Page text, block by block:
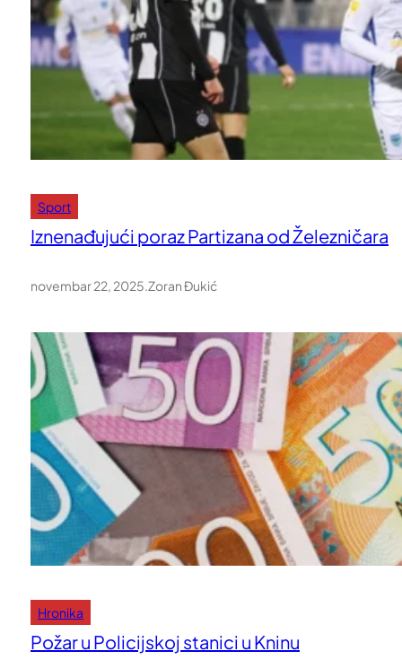
Sport
Iznenađujući poraz Partizana od Železničara
novembar 22, 2025.Zoran Đukić
Hronika
Požar u Policijskoj stanici u Kninu